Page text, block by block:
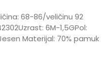
68-86/veličinu 92
6M-1,5GPol:
Materijal: 70% pamuk